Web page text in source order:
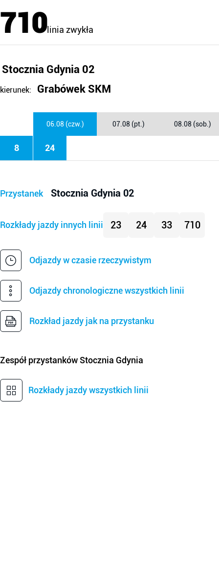
710linia zwykła
Stocznia Gdynia 02
kierunek: Grabówek SKM
06.08 (czw.) 07.08 (pt.) 08.08 (sob.)
8 24
Przystanek Stocznia Gdynia 02
Rozkłady jazdy innych linii 23 24 33 710
Odjazdy w czasie rzeczywistym
Odjazdy chronologiczne wszystkich linii
Rozkład jazdy jak na przystanku
Zespół przystanków Stocznia Gdynia
Rozkłady jazdy wszystkich linii